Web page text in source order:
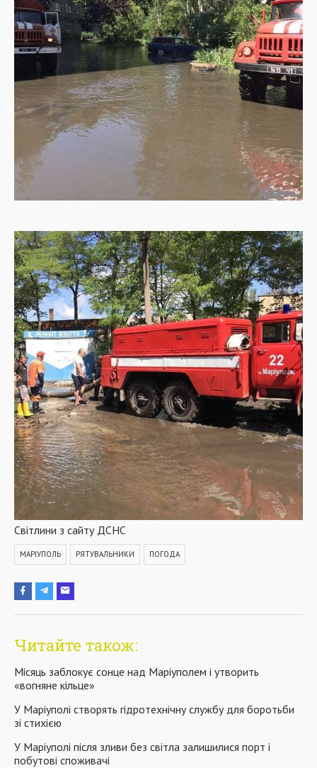
Світлини з сайту ДСНС
МАРІУПОЛЬ РЯТУВАЛЬНИКИ ПОГОДА
Читайте також:
Місяць заблокує сонце над Маріуполем і утворить
«вогняне кільце»
У Маріуполі створять гідротехнічну службу для боротьби
зі стихією
У Маріуполі після зливи без світла залишилися порт і
побутові споживачі